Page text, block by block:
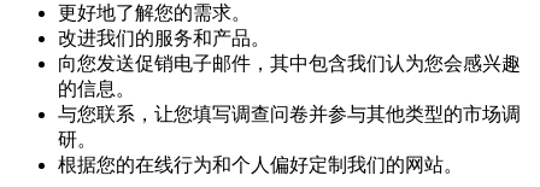
更好地了解您的需求。
改进我们的服务和产品。
向您发送促销电子邮件，其中包含我们认为您会感兴趣
的信息。
与您联系，让您填写调查问卷并参与其他类型的市场调
研。
根据您的在线行为和个人偏好定制我们的网站。